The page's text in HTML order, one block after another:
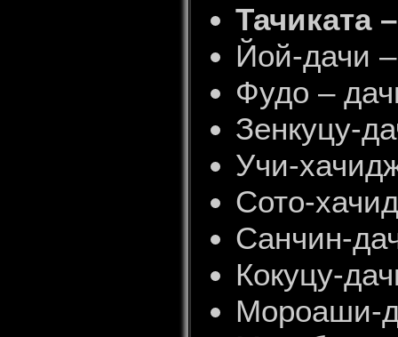
Тачиката
Йой-дачи
Фудо –
Зенкуцу-
Учи-
Сото-
Санчин-
Кокуцу-
Мороаши-